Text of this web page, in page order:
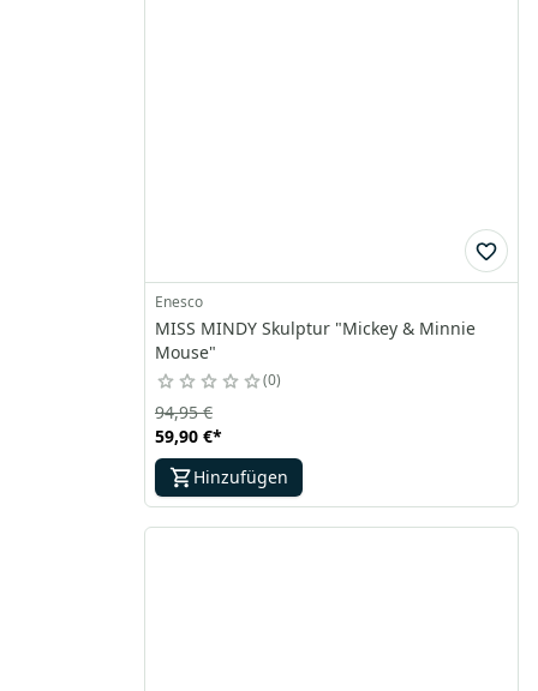
Enesco
MISS MINDY Skulptur "Mickey & Minnie
Mouse"
0
59,90 €*
94,95 €
Hinzufügen